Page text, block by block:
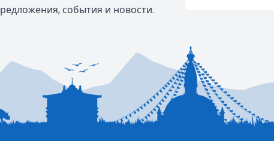
события и новости.